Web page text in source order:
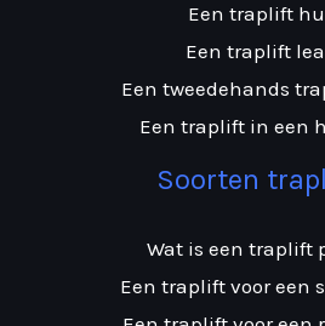
Een traplift
Een traplift
Een tweedehands
Een traplift in een
Soorten
Wat is een traplift
Een traplift voor een